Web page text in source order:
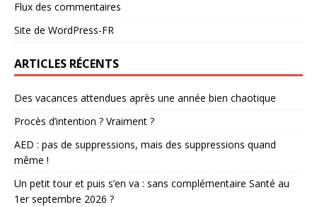
Flux des commentaires
Site de WordPress-FR
ARTICLES RÉCENTS
Des vacances attendues après une année bien chaotique
Procès d’intention ? Vraiment ?
AED : pas de suppressions, mais des suppressions quand
même !
Un petit tour et puis s’en va : sans complémentaire Santé au
1er septembre 2026 ?